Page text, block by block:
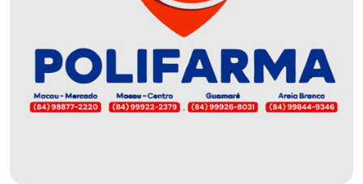
CURSINHO
PREPARATÓRIO
DEMISSÕES